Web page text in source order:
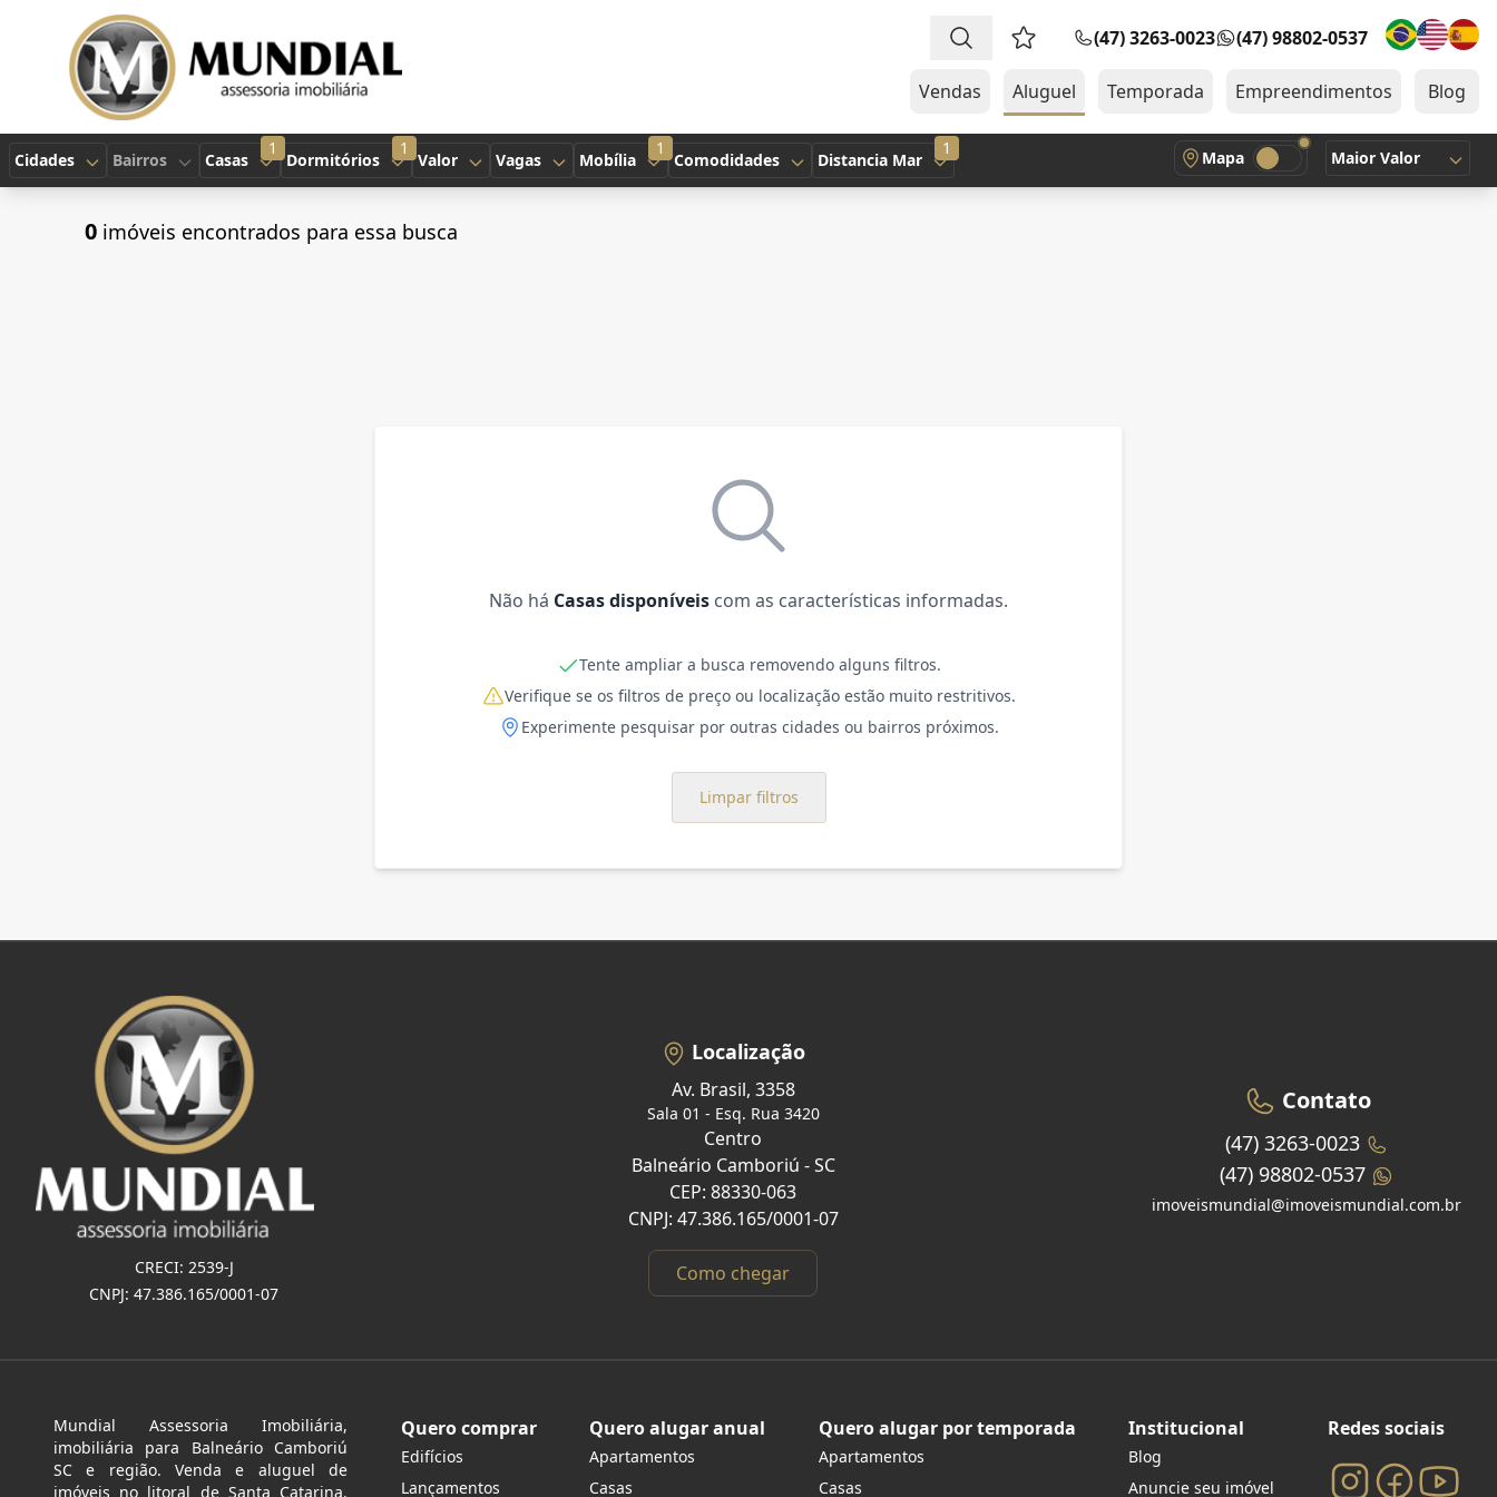
Favoritos (0 itens)
(47) 3263-0023 (47) 98802-0537
Vendas Aluguel Temporada Empreendimentos Blog
Cidades Bairros
1
Casas
1
Dormitórios Valor Vagas
1
Mobília Comodidades
1
Distancia Mar Mapa Maior Valor
0 imóveis encontrados para essa busca
Não há Casas disponíveis com as características informadas.
Tente ampliar a busca removendo alguns filtros.
Verifique se os filtros de preço ou localização estão muito restritivos.
Experimente pesquisar por outras cidades ou bairros próximos.
Limpar filtros
CRECI: 2539-J
CNPJ: 47.386.165/0001-07
Localização
Av. Brasil, 3358
Sala 01 - Esq. Rua 3420
Centro
Balneário Camboriú - SC
CEP: 88330-063
CNPJ: 47.386.165/0001-07
Como chegar
Contato
(47) 3263-0023
(47) 98802-0537
imoveismundial@imoveismundial.com.br
Mundial Assessoria Imobiliária,
imobiliária para Balneário Camboriú
SC e região. Venda e aluguel de
imóveis no litoral de Santa Catarina.
Quero comprar
Edifícios
Lançamentos
Quero alugar anual
Apartamentos
Casas
Quero alugar por temporada
Apartamentos
Casas
Institucional
Blog
Anuncie seu imóvel
Redes sociais